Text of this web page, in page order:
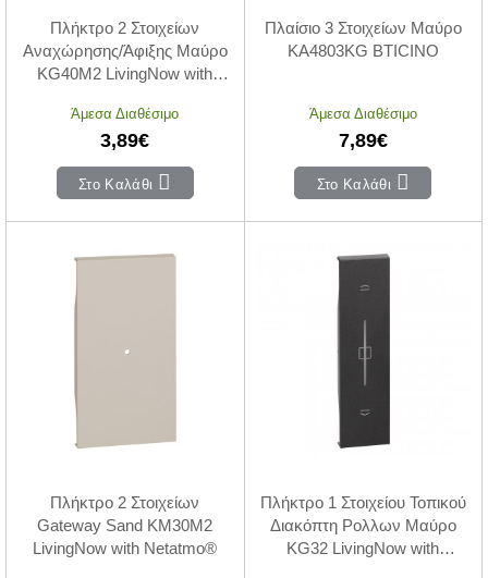
Πλήκτρο 2 Στοιχείων
Αναχώρησης/Άφιξης Μαύρο
KG40M2 LivingNow with
Άμεσα Διαθέσιμο
3,89€
Στο Καλάθι
Πλαίσιο 3 Στοιχείων Μαύρο
KA4803KG BTICINO
Άμεσα Διαθέσιμο
7,89€
Στο Καλάθι
Πλήκτρο 2 Στοιχείων
Gateway Sand KM30M2
LivingNow with Netatmo®
Πλήκτρο 1 Στοιχείου Τοπικού
Διακόπτη Ρολλων Μαύρο
KG32 LivingNow with